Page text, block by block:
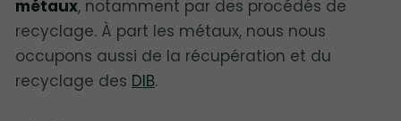
métaux, notamment par des procédés de
recyclage. À part les métaux, nous nous
occupons aussi de la récupération et du
recyclage des DIB.